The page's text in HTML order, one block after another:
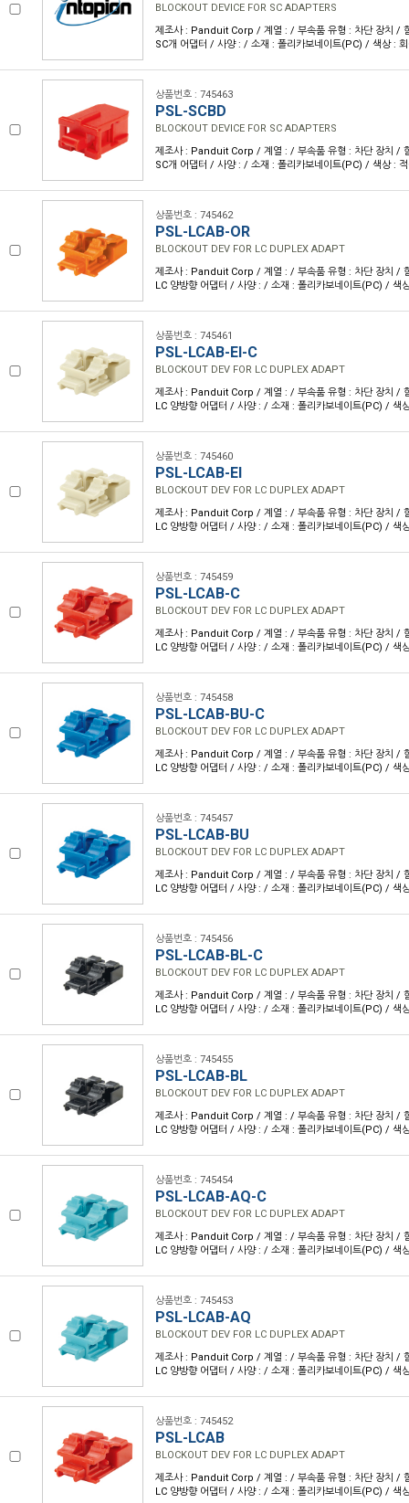
BLOCKOUT DEVICE FOR SC ADAPTERS
제조사 : Panduit Corp / 계열 : / 부속품 유형 : 차단 장치 /
SC개 어댑터 / 사양 : / 소재 : 폴리카보네이트(PC) / 색상 :
상품번호 : 745463
PSL-SCBD
BLOCKOUT DEVICE FOR SC ADAPTERS
제조사 : Panduit Corp / 계열 : / 부속품 유형 : 차단 장치 /
SC개 어댑터 / 사양 : / 소재 : 폴리카보네이트(PC) / 색상 :
상품번호 : 745462
PSL-LCAB-OR
BLOCKOUT DEV FOR LC DUPLEX ADAPT
제조사 : Panduit Corp / 계열 : / 부속품 유형 : 차단 장치 /
LC 양방향 어댑터 / 사양 : / 소재 : 폴리카보네이트(PC) / 색
상품번호 : 745461
PSL-LCAB-EI-C
BLOCKOUT DEV FOR LC DUPLEX ADAPT
제조사 : Panduit Corp / 계열 : / 부속품 유형 : 차단 장치 /
LC 양방향 어댑터 / 사양 : / 소재 : 폴리카보네이트(PC) / 색
상품번호 : 745460
PSL-LCAB-EI
BLOCKOUT DEV FOR LC DUPLEX ADAPT
제조사 : Panduit Corp / 계열 : / 부속품 유형 : 차단 장치 /
LC 양방향 어댑터 / 사양 : / 소재 : 폴리카보네이트(PC) / 색
상품번호 : 745459
PSL-LCAB-C
BLOCKOUT DEV FOR LC DUPLEX ADAPT
제조사 : Panduit Corp / 계열 : / 부속품 유형 : 차단 장치 /
LC 양방향 어댑터 / 사양 : / 소재 : 폴리카보네이트(PC) / 색
상품번호 : 745458
PSL-LCAB-BU-C
BLOCKOUT DEV FOR LC DUPLEX ADAPT
제조사 : Panduit Corp / 계열 : / 부속품 유형 : 차단 장치 /
LC 양방향 어댑터 / 사양 : / 소재 : 폴리카보네이트(PC) / 색
상품번호 : 745457
PSL-LCAB-BU
BLOCKOUT DEV FOR LC DUPLEX ADAPT
제조사 : Panduit Corp / 계열 : / 부속품 유형 : 차단 장치 /
LC 양방향 어댑터 / 사양 : / 소재 : 폴리카보네이트(PC) / 색
상품번호 : 745456
PSL-LCAB-BL-C
BLOCKOUT DEV FOR LC DUPLEX ADAPT
제조사 : Panduit Corp / 계열 : / 부속품 유형 : 차단 장치 /
LC 양방향 어댑터 / 사양 : / 소재 : 폴리카보네이트(PC) / 색
상품번호 : 745455
PSL-LCAB-BL
BLOCKOUT DEV FOR LC DUPLEX ADAPT
제조사 : Panduit Corp / 계열 : / 부속품 유형 : 차단 장치 /
LC 양방향 어댑터 / 사양 : / 소재 : 폴리카보네이트(PC) / 색
상품번호 : 745454
PSL-LCAB-AQ-C
BLOCKOUT DEV FOR LC DUPLEX ADAPT
제조사 : Panduit Corp / 계열 : / 부속품 유형 : 차단 장치 /
LC 양방향 어댑터 / 사양 : / 소재 : 폴리카보네이트(PC) / 색
상품번호 : 745453
PSL-LCAB-AQ
BLOCKOUT DEV FOR LC DUPLEX ADAPT
제조사 : Panduit Corp / 계열 : / 부속품 유형 : 차단 장치 /
LC 양방향 어댑터 / 사양 : / 소재 : 폴리카보네이트(PC) / 색
상품번호 : 745452
PSL-LCAB
BLOCKOUT DEV FOR LC DUPLEX ADAPT
제조사 : Panduit Corp / 계열 : / 부속품 유형 : 차단 장치 /
LC 양방향 어댑터 / 사양 : / 소재 : 폴리카보네이트(PC) / 색